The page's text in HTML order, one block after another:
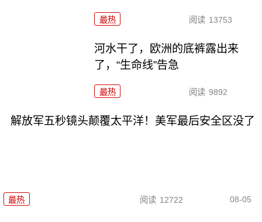
最热 阅读 13753
河水干了，欧洲的底裤露出来
了，“生命线”告急
最热 阅读 9892
解放军五秒镜头颠覆太平洋！美军最后安全区没了
最热 阅读 12722 08-05